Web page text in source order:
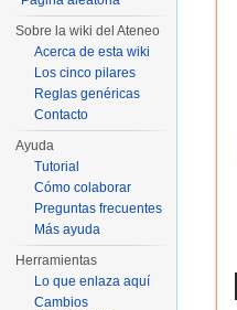
Sobre la wiki del Ateneo
Acerca de esta wiki
Los cinco pilares
Reglas genéricas
Contacto
Ayuda
Tutorial
Cómo colaborar
Preguntas frecuentes
Más ayuda
Herramientas
Lo que enlaza aquí
Cambios